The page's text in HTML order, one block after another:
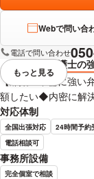
Webで問い合
電話で問い合わせ
弁護士の
【離婚・不倫に強
額したい◆内密に解
対応体制
全国出張対応 24時間予約
電話相談可
事務所設備
完全個室で相談
視覚的に省略
もっと見る